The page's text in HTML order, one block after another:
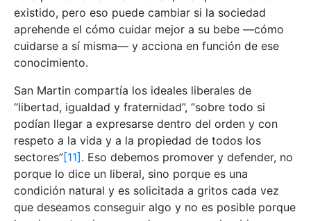
existido, pero eso puede cambiar si la sociedad
aprehende el cómo cuidar mejor a su bebe —cómo
cuidarse a sí misma— y acciona en función de ese
conocimiento.
San Martin compartía los ideales liberales de
“libertad, igualdad y fraternidad”, “sobre todo si
podían llegar a expresarse dentro del orden y con
respeto a la vida y a la propiedad de todos los
sectores”[11]. Eso debemos promover y defender, no
porque lo dice un liberal, sino porque es una
condición natural y es solicitada a gritos cada vez
que deseamos conseguir algo y no es posible porque